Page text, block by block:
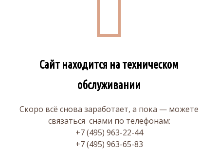
Сайт находится на техническом
обслуживании
Скоро всё снова заработает, а пока — можете
связаться снами по телефонам:
+7 (495) 963-22-44
+7 (495) 963-65-83